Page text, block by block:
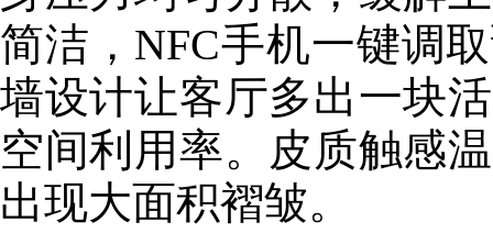
简洁，NFC手机一键调
墙设计让客厅多出一块
空间利用率。皮质触感
出现大面积褶皱。